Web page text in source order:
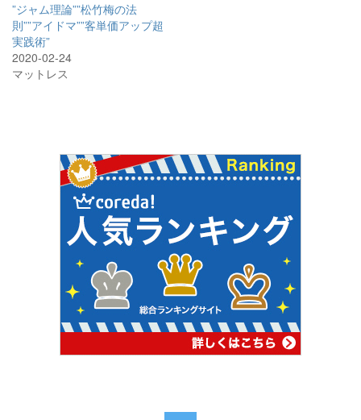
”ジャム理論””松竹梅の法
則””アイドマ””客単価アップ超
実践術”
2020-02-24
マットレス